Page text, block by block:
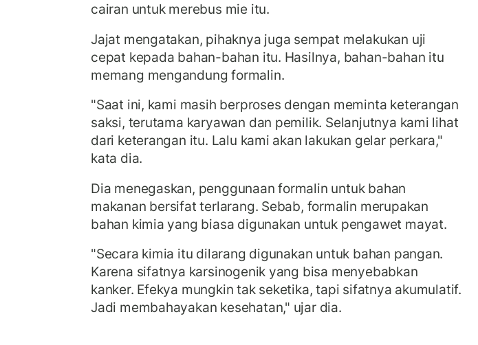
cairan untuk merebus mie itu.
Jajat mengatakan, pihaknya juga sempat melakukan uji
cepat kepada bahan-bahan itu. Hasilnya, bahan-bahan itu
memang mengandung formalin.
"Saat ini, kami masih berproses dengan meminta keterangan
saksi, terutama karyawan dan pemilik. Selanjutnya kami lihat
dari keterangan itu. Lalu kami akan lakukan gelar perkara,"
kata dia.
Dia menegaskan, penggunaan formalin untuk bahan
makanan bersifat terlarang. Sebab, formalin merupakan
bahan kimia yang biasa digunakan untuk pengawet mayat.
"Secara kimia itu dilarang digunakan untuk bahan pangan.
Karena sifatnya karsinogenik yang bisa menyebabkan
kanker. Efekya mungkin tak seketika, tapi sifatnya akumulatif.
Jadi membahayakan kesehatan," ujar dia.